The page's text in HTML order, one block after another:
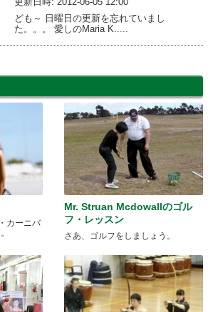
ども～ 日曜日の更新を忘れていまし
た。。。 愛しのMaria K.....
カーニバ
Mr. Struan Mcdowallのゴル
フ・レッスン
さあ、ゴルフをしましょう。